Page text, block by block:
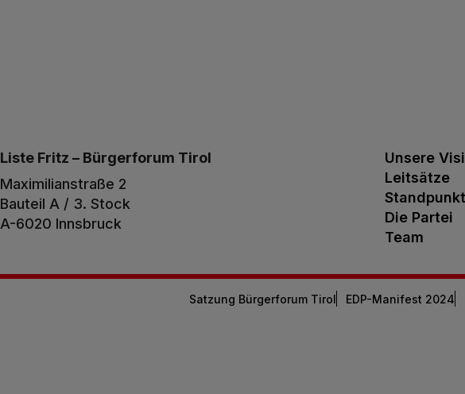
Liste Fritz – Bürgerforum Tirol
Maximilianstraße 2
Bauteil A / 3. Stock
A-6020 Innsbruck
Unsere
Leitsätze
Die Partei
Team
Satzung Bürgerforum Tirol EDP-Manifest 2024